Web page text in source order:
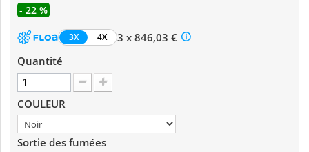
- 22 %
3X 4X
3 x 846,03 €
Quantité
COULEUR
Sortie des fumées